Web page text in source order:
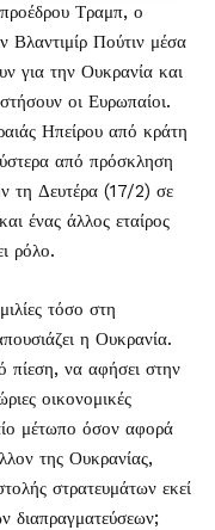
Τραμπ, ο
Βλαντιμίρ Πούτιν μέσα
για την Ουκρανία και
οι Ευρωπαίοι.
Ηπείρου από κράτη
από πρόσκληση
τη Δευτέρα (17/2) σε
ένας άλλος εταίρος
ρόλο.
τόσο στη
η Ουκρανία.
πίεση, να αφήσει στην
οικονομικές
μέτωπο όσον αφορά
της Ουκρανίας,
στρατευμάτων εκεί
διαπραγματεύσεων;